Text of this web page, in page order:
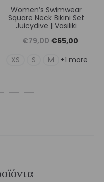
Women’s Swimwear
Square Neck Bikini Set
Juicydive | Vasiliki
€79,00 Original
price
€65,00Η
XS S M +1 more